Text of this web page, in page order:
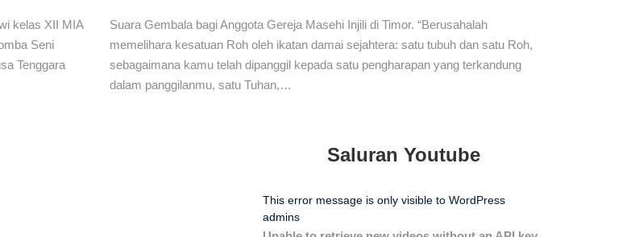
untuk Pemenuhan Hak Anak di
kelas XII MIA
Seni
Tenggara
Suara Gembala bagi Anggota Gereja Masehi Injili di Timor. “Berusahalah
memelihara kesatuan Roh oleh ikatan damai sejahtera: satu tubuh dan satu Roh,
sebagaimana kamu telah dipanggil kepada satu pengharapan yang terkandung
dalam panggilanmu, satu Tuhan,…
Saluran Youtube
This error message is only visible to WordPress
admins